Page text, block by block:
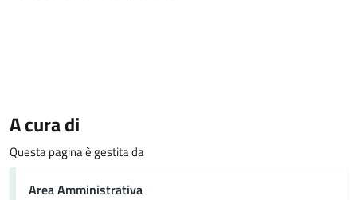
A cura di
Questa pagina è gestita da
Area Amministrativa